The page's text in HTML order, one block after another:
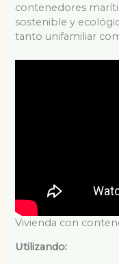
contenedores
sostenible y
tanto unifamiliar
Vivienda con
Utilizando: